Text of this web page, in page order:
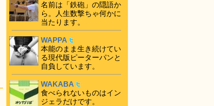
名前は「鉄砲」の隠語か
ら。人生数撃ちゃ何かに
当たります。
WAPPA
本能のまま生き続けてい
る現代版ピーターパンと
自負しています。
WAKABA
食べられないものはイン
ジェラだけです。